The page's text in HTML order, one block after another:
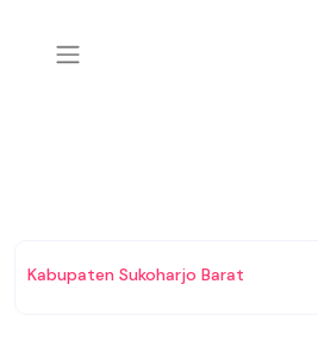
Kabupaten Sukoharjo Barat